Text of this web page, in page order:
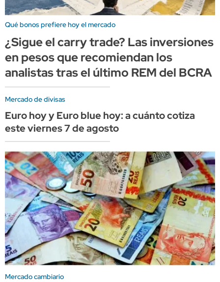
Qué bonos prefiere hoy el mercado
¿Sigue el carry trade? Las inversiones
en pesos que recomiendan los
analistas tras el último REM del BCRA
Mercado de divisas
Euro hoy y Euro blue hoy: a cuánto cotiza
este viernes 7 de agosto
Mercado cambiario